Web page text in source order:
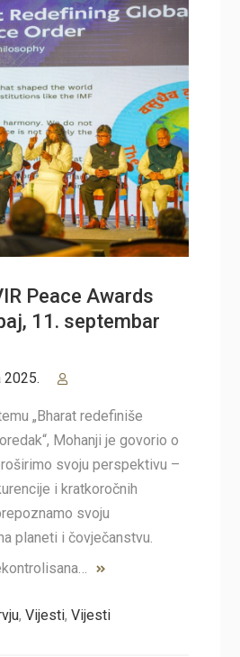
Peace Awards
11. septembar
2025.
„Bharat redefiniše
Mohanji je govorio o
svoju perspektivu –
i kratkoročnih
svoju
planeti i čovječanstvu.
, Vijesti, Vijesti